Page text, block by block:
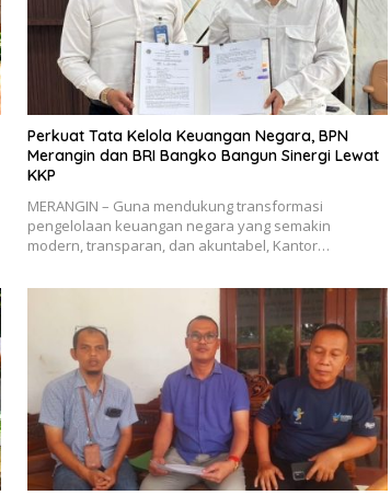
Perkuat Tata Kelola Keuangan Negara, BPN
Merangin dan BRI Bangko Bangun Sinergi Lewat
KKP
MERANGIN – Guna mendukung transformasi
pengelolaan keuangan negara yang semakin
modern, transparan, dan akuntabel, Kantor…